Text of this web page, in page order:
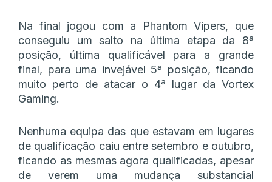
Na final jogou com a Phantom Vipers, que
conseguiu um salto na última etapa da 8ª
posição, última qualificável para a grande
final, para uma invejável 5ª posição, ficando
muito perto de atacar o 4ª lugar da Vortex
Gaming.
Nenhuma equipa das que estavam em lugares
de qualificação caiu entre setembro e outubro,
ficando as mesmas agora qualificadas, apesar
de verem uma mudança substancial